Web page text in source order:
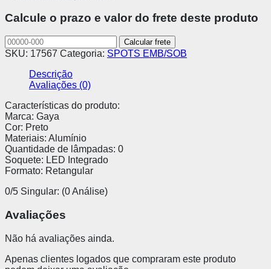
Calcule o prazo e valor do frete deste produto
SKU: 17567 Categoria: SPOTS EMB/SOB
Descrição
Avaliações (0)
Características do produto:
Marca: Gaya
Cor: Preto
Materiais: Alumínio
Quantidade de lâmpadas: 0
Soquete: LED Integrado
Formato: Retangular
0/5 Singular: (0 Análise)
Avaliações
Não há avaliações ainda.
Apenas clientes logados que compraram este produto